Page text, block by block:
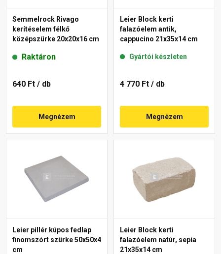
Semmelrock Rivago
kerítéselem félkő
középszürke 20x20x16 cm
Raktáron
640 Ft / db
Megnézem
Leier Block kerti
falazóelem antik,
cappucino 21x35x14 cm
Gyártói készleten
4 770 Ft / db
Megnézem
Leier pillér kúpos fedlap
finomszórt szürke 50x50x4
cm
Leier Block kerti
falazóelem natúr, sepia
21x35x14 cm